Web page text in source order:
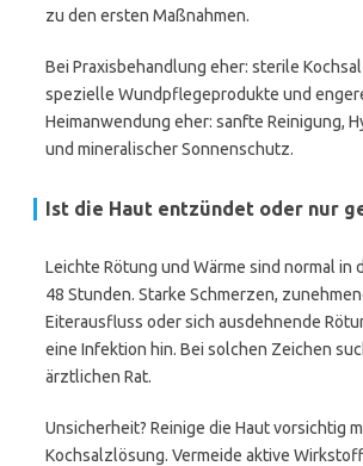
zu den ersten Maßnahmen.
Bei Praxisbehandlung eher: sterile
spezielle Wundpflegeprodukte und
Heimanwendung eher: sanfte Reinigung,
und mineralischer Sonnenschutz.
Ist die Haut entzündet oder nur
Leichte Rötung und Wärme sind normal in
48 Stunden. Starke Schmerzen,
Eiterausfluss oder sich ausdehnende
eine Infektion hin. Bei solchen Zeichen
ärztlichen Rat.
Unsicherheit? Reinige die Haut vorsichtig
Kochsalzlösung. Vermeide aktive